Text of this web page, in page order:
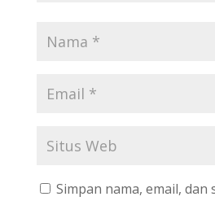
Simpan nama, email, dan